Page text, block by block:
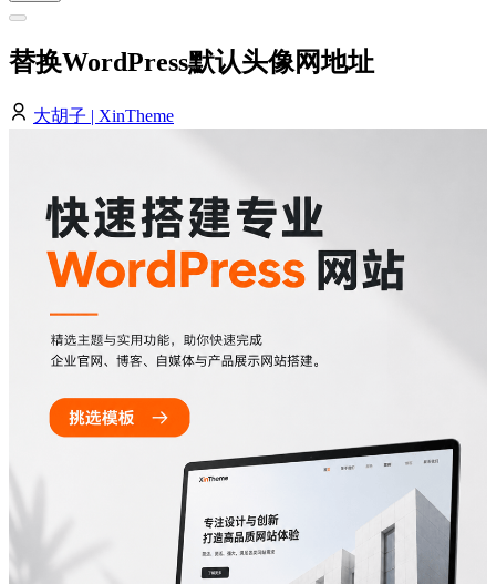
替换WordPress默认头像网地址
大胡子 | XinTheme